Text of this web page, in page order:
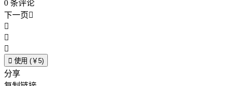
0 条评论
下一页



 使用 (￥5)
分享